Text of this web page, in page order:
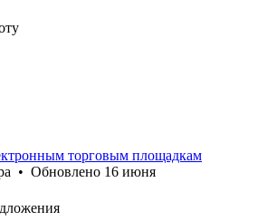
торговым площадкам
• Обновлено 16 июня